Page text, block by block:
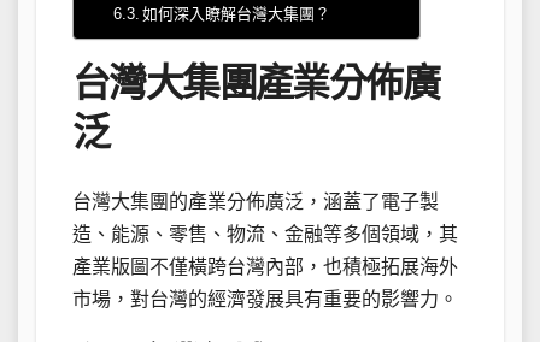
如何深入瞭解台灣大集團？
台灣大集團產業分佈廣
泛
台灣大集團的產業分佈廣泛，涵蓋了電子製
造、能源、零售、物流、金融等多個領域，其
產業版圖不僅橫跨台灣內部，也積極拓展海外
市場，對台灣的經濟發展具有重要的影響力。